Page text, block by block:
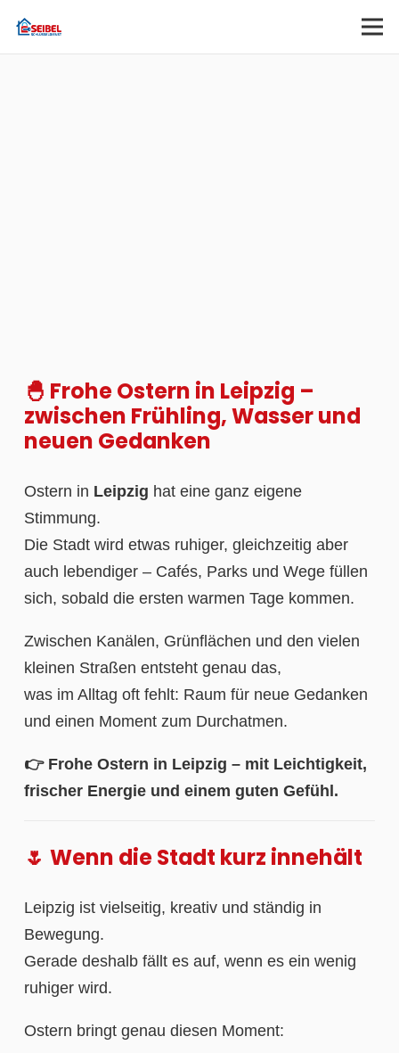
🐣 Frohe Ostern in Leipzig –
zwischen Frühling, Wasser und
neuen Gedanken
Ostern in Leipzig hat eine ganz eigene
Stimmung.
Die Stadt wird etwas ruhiger, gleichzeitig aber
auch lebendiger – Cafés, Parks und Wege füllen
sich, sobald die ersten warmen Tage kommen.
Zwischen Kanälen, Grünflächen und den vielen
kleinen Straßen entsteht genau das,
was im Alltag oft fehlt: Raum für neue Gedanken
und einen Moment zum Durchatmen.
👉 Frohe Ostern in Leipzig – mit Leichtigkeit,
frischer Energie und einem guten Gefühl.
🌷 Wenn die Stadt kurz innehält
Leipzig ist vielseitig, kreativ und ständig in
Bewegung.
Gerade deshalb fällt es auf, wenn es ein wenig
ruhiger wird.
Ostern bringt genau diesen Moment: